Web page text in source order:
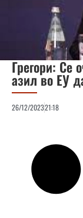
Грегори: Се
азил во ЕУ
26/12/202321:18